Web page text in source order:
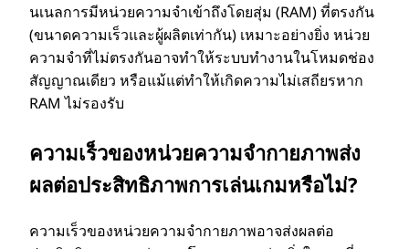
นเนลการมีหน่วยความจําเข้าถึงโดยสุ่ม (RAM) ที่ตรงกัน
(ขนาดความเร็วและผู้ผลิตเท่ากัน) เหมาะอย่างยิ่ง หน่วย
ความจําที่ไม่ตรงกันอาจทําให้ระบบทํางานในโหมดช่อง
สัญญาณเดียว หรือแม้แต่ทําให้เกิดความไม่เสถียรหาก
RAM ไม่รองรับ
ความเร็วของหน่วยความจํากายภาพส่ง
ผลต่อประสิทธิภาพการเล่นเกมหรือไม่?
ความเร็วของหน่วยความจํากายภาพอาจส่งผลต่อ